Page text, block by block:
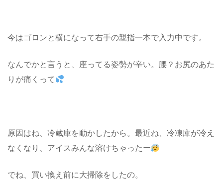
今はゴロンと横になって右手の親指一本で入力中です。
なんでかと言うと、座ってる姿勢が辛い。腰？お尻のあた
りが痛くって
原因はね、冷蔵庫を動かしたから。最近ね、冷凍庫が冷え
なくなり、アイスみんな溶けちゃったー
でね、買い換え前に大掃除をしたの。